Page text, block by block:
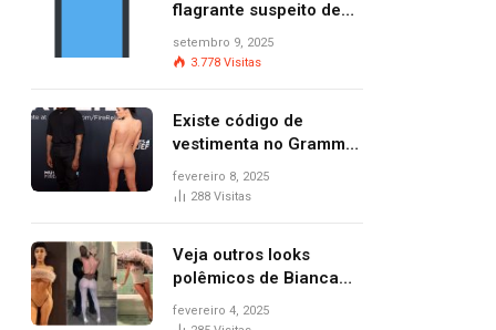
flagrante suspeito de
provocar dois incêndios
criminosos no mesmo
setembro 9, 2025
3.778 Visitas
Existe código de
vestimenta no Grammy?
Questionamento surgiu
após Bianca Censori,
premiação
fevereiro 8, 2025
288 Visitas
Veja outros looks
polêmicos de Bianca
Censori, esposa de
Kanye West que
fevereiro 4, 2025